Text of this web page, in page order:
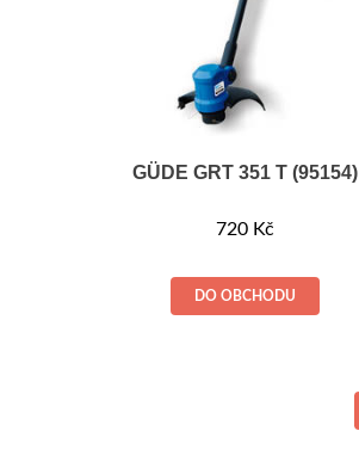
GÜDE GRT 351 T (95154)
720 Kč
DO OBCHODU